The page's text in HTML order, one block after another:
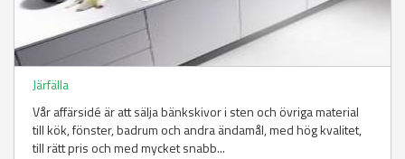
Järfälla
Vår affärsidé är att sälja bänkskivor i sten och övriga material
till kök, fönster, badrum och andra ändamål, med hög kvalitet,
till rätt pris och med mycket snabb...